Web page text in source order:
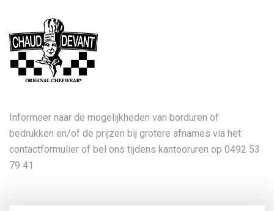
Informeer naar de mogelijkheden van borduren of
bedrukken en/of de prijzen bij grotere afnames via het
contactformulier of bel ons tijdens kantooruren op 0492 53
79 41